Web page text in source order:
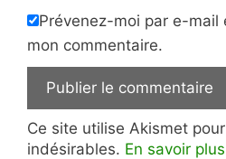
Prévenez-moi par e-mail
mon commentaire.
Ce site utilise Akismet
indésirables. En savoir